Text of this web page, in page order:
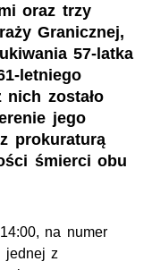
oraz trzy
Granicznej,
57-latka
letniego
nich zostało
jego
prokuraturą
śmierci obu
na numer
jednej z